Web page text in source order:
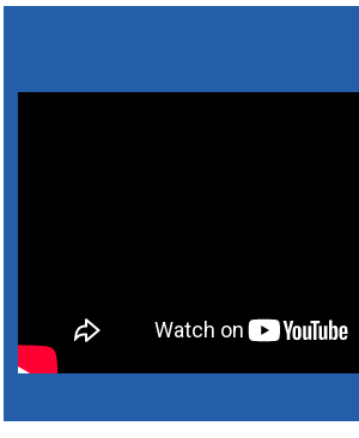
4. augusta 2026 10:05
Zberný dvor-Gyűjtőudvar